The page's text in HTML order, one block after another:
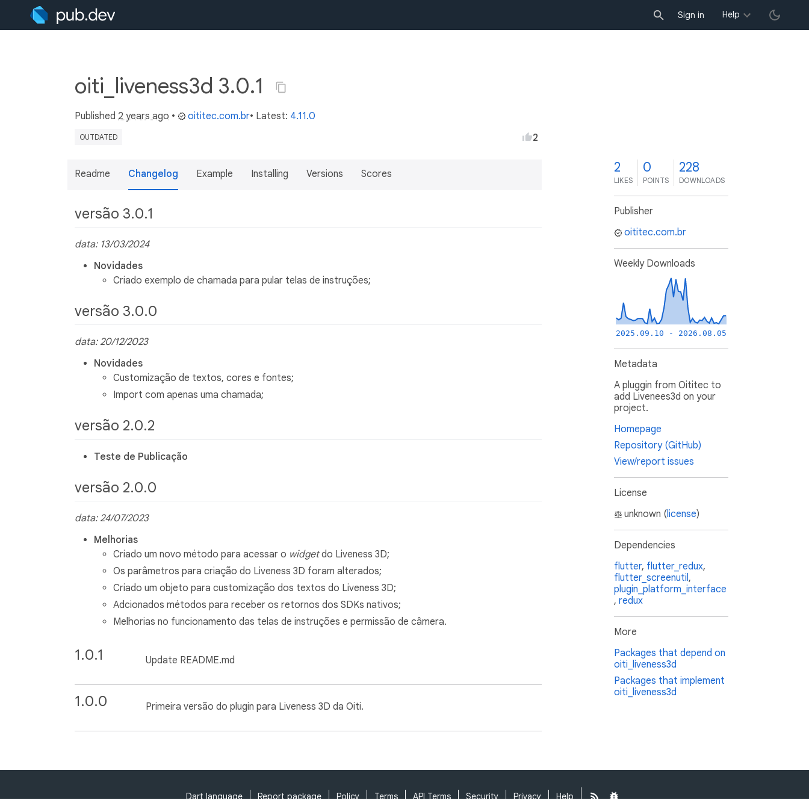
Sign in Help
oiti_liveness3d 3.0.1
Published 2 years ago • oititec.com.br• Latest: 4.11.0
OUTDATED 2
Readme Changelog Example Installing Versions Scores
versão 3.0.1
data: 13/03/2024
Novidades
Criado exemplo de chamada para pular telas de instruções;
versão 3.0.0
data: 20/12/2023
Novidades
Customização de textos, cores e fontes;
Import com apenas uma chamada;
versão 2.0.2
Teste de Publicação
versão 2.0.0
data: 24/07/2023
Melhorias
Criado um novo método para acessar o widgetdo Liveness 3D;
Os parâmetros para criação do Liveness 3D foram alterados;
Criado um objeto para customização dos textos do Liveness 3D;
Adcionados métodos para receber os retornos dos SDKs nativos;
Melhorias no funcionamento das telas de instruções e permissão de câmera.
1.0.1 Update README.md
1.0.0 Primeira versão do plugin para Liveness 3D da Oiti.
2
LIKES
0
POINTS
228
DOWNLOADS
Publisher
oititec.com.br
Weekly Downloads
2025.09.10 - 2026.08.05
Metadata
A pluggin from Oititec to
add Livenees3d on your
project.
Homepage
Repository (GitHub)
View/report issues
License
unknown (license)
Dependencies
flutter, flutter_redux,
flutter_screenutil,
plugin_platform_interface
, redux
More
Packages that depend on
oiti_liveness3d
Packages that implement
oiti_liveness3d
Dart language Report package Policy Terms API Terms Security Privacy Help